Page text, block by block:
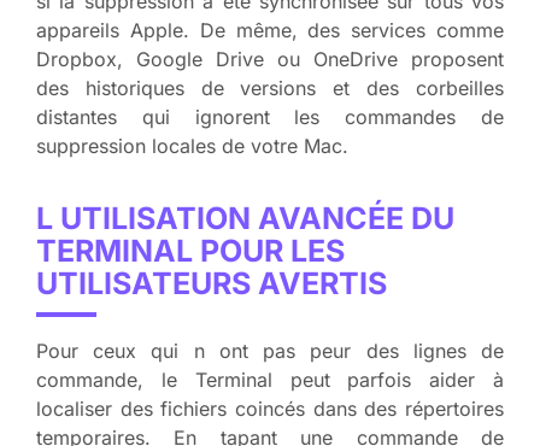
appareils Apple. De même, des services comme
Dropbox, Google Drive ou OneDrive proposent
des historiques de versions et des corbeilles
distantes qui ignorent les commandes de
suppression locales de votre Mac.
L UTILISATION AVANCÉE DU
TERMINAL POUR LES
UTILISATEURS AVERTIS
Pour ceux qui n ont pas peur des lignes de
commande, le Terminal peut parfois aider à
localiser des fichiers coincés dans des répertoires
temporaires. En tapant une commande de